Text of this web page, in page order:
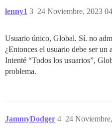
lenny1 24 Noviembre, 2023
3
Usuario único, Global. Sí. no
¿Entonces el usuario debe ser un
Intenté “Todos los usuarios”,
problema.
JammyDodger 24
4